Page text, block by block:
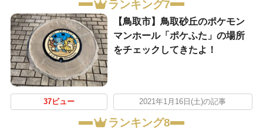
ランキング7
【鳥取市】鳥取砂丘のポケモン
マンホール「ポケふた」の場所
をチェックしてきたよ！
37ビュー 2021年1月16日(土)の記事
ランキング8